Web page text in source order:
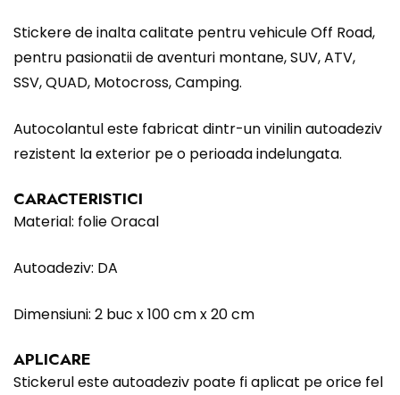
Stickere de inalta calitate pentru vehicule Off Road,
pentru pasionatii de aventuri montane, SUV, ATV,
SSV, QUAD, Motocross, Camping.
Autocolantul este fabricat dintr-un vinilin autoadeziv
rezistent la exterior pe o perioada indelungata.
CARACTERISTICI
Material: folie Oracal
Autoadeziv: DA
Dimensiuni: 2 buc x 100 cm x 20 cm
APLICARE
Stickerul este autoadeziv poate fi aplicat pe orice fel